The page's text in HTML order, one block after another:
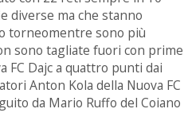
diverse ma che stanno
torneomentre sono più
sono tagliate fuori con prime
FC Dajc a quattro punti dai
Anton Kola della Nuova FC
da Mario Ruffo del Coiano